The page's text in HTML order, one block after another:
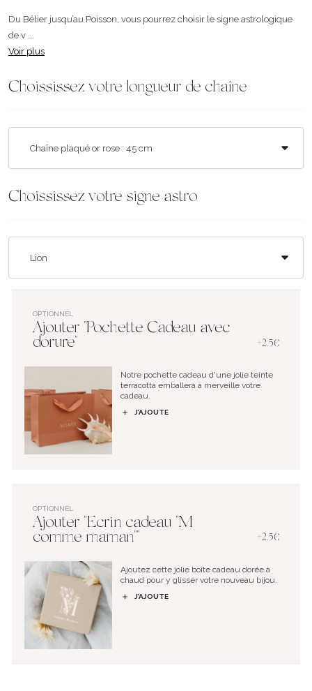
Du Bélier jusqu’au Poisson, vous pourrez choisir le signe astrologique
de v ...
Voir plus
Choississez votre longueur de chaîne
Choississez votre signe astro
OPTIONNEL
Ajouter "Pochette Cadeau avec
dorure"
+2.5€
Notre pochette cadeau d'une jolie teinte
terracotta emballera à merveille votre
cadeau.
J’AJOUTE
OPTIONNEL
Ajouter "Ecrin cadeau "M
comme maman""
+2.5€
Ajoutez cette jolie boîte cadeau dorée à
chaud pour y glisser votre nouveau bijou.
J’AJOUTE